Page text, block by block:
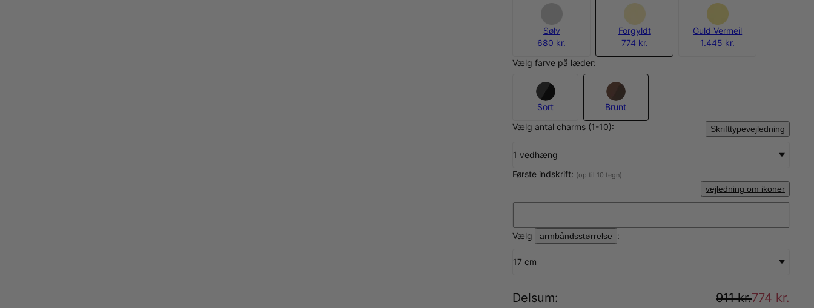
Sølv
680 kr.
Forgyldt
774 kr.
Guld Vermeil
1.445 kr.
Vælg farve på læder:
Sort
Brunt
Vælg antal charms (1-10):
Skrifttypevejledning
1 vedhæng
Første indskrift: (op til 10 tegn)
vejledning om ikoner
Vælg armbåndsstørrelse :
17 cm
Delsum: 911 kr.774 kr.